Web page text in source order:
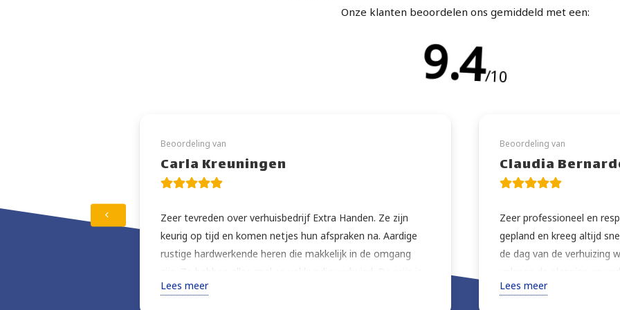
Onze klanten beoordelen ons gemiddeld met een:
9.5/10
Beoordeling van
Carla Kreuningen
Zeer tevreden over verhuisbedrijf Extra Handen. Ze zijn
keurig op tijd en komen netjes hun afspraken na. Aardige
rustige hardwerkende heren die makkelijk in de omgang
zijn. Ze hebben alles snel en vakkundig verhuisd. De prijs is
ook nog eens zeer gunstig. Ik ben blij dat ik dit bedrijf heb
Lees meer
Beoordeling van
Claudia
Zeer professioneel en
gepland en kreeg altijd
de dag van de verhuizing
volgens de planning en
extra zorg. Zeer
Lees meer